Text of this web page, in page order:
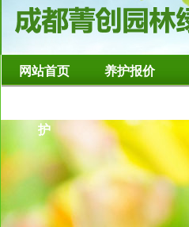
网站首页 养护报价
护